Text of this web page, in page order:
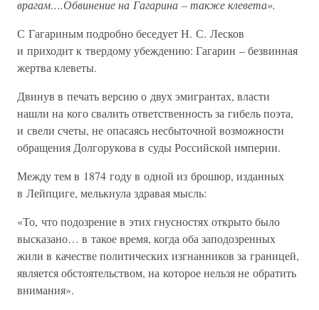
врагам….Обвинение на Гагарина – также клевета».
С Гагариным подробно беседует Н. С. Лесков
и приходит к твердому убеждению: Гагарин – безвинная
жертва клеветы.
Двинув в печать версию о двух эмигрантах, власти
нашли на кого свалить ответственность за гибель поэта,
и свели счеты, не опасаясь несбыточной возможности
обращения Долгорукова в суды Российской империи.
Между тем в 1874 году в одной из брошюр, изданных
в Лейпциге, мелькнула здравая мысль:
«То, что подозрение в этих гнусностях открыто было
высказано… в такое время, когда оба заподозренных
жили в качестве политических изгнанников за границей,
является обстоятельством, на которое нельзя не обратить
внимания».